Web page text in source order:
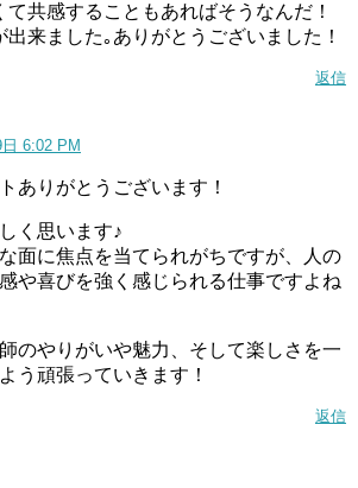
共感することもあればそうなんだ！
来ました｡ありがとうございました！
返信
6:02 PM
ありがとうございます！
く思います♪
面に焦点を当てられがちですが、人の
や喜びを強く感じられる仕事ですよね
のやりがいや魅力、そして楽しさを一
う頑張っていきます！
返信